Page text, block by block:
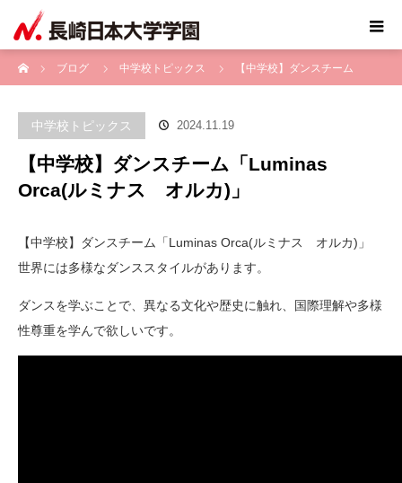
ブログ
中学校トピックス 【中学校】ダンスチーム
中学校トピックス 2024.11.19
【中学校】ダンスチーム「Luminas
Orca(ルミナス オルカ)」
【中学校】ダンスチーム「Luminas Orca(ルミナス オルカ)」
世界には多様なダンススタイルがあります。
ダンスを学ぶことで、異なる文化や歴史に触れ、国際理解や多様
性尊重を学んで欲しいです。